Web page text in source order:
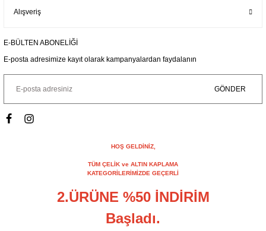
Alışveriş
E-BÜLTEN ABONELİĞİ
E-posta adresimize kayıt olarak kampanyalardan faydalanın
GÖNDER
HOŞ GELDİNİZ,
TÜM ÇELİK ve ALTIN KAPLAMA
KATEGORİLERİMİZDE GEÇERLİ
2.ÜRÜNE %50 İNDİRİM
Başladı.